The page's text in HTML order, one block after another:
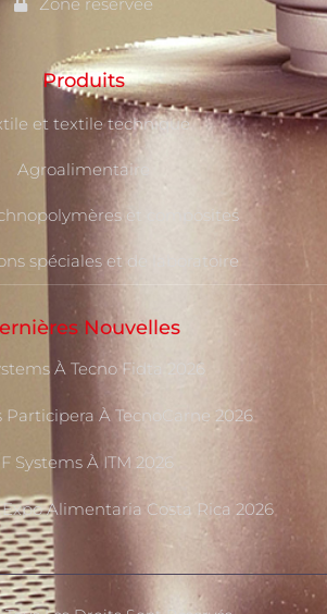
Produits
et textile technique
Agroalimentaire
et composites
spéciales et de laboratoire
Nouvelles
À Tecno Fidta 2026
Participera À TecnoCarne 2026
Systems À ITM 2026
Alimentaria Costa Rica 2026